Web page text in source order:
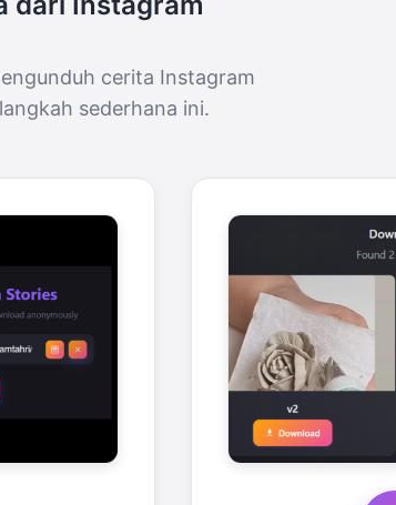
cerita Instagram
sederhana ini.